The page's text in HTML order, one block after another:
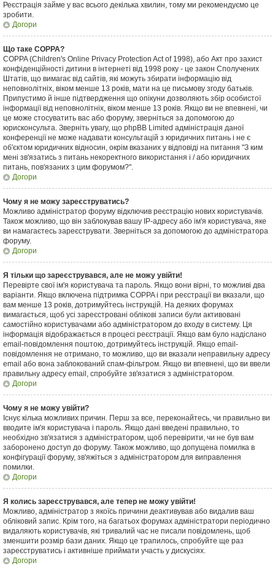
Реєстрація займе у вас всього декілька хвилин, тому ми рекомендуємо це
зробити.
Догори
Що таке COPPA?
COPPA (Children's Online Privacy Protection Act of 1998), або Акт про захист
конфіденційності дитини в інтернеті від 1998 року - це закон Сполучених
Штатів, що вимагає від сайтів, які можуть збирати інформацію від
неповнолітніх, віком менше 13 років, мати на це письмову згоду батьків.
Припустимо й інше підтвердження що опікуни дозволяють збір особистої
інформації від неповнолітніх, віком менше 13 років. Якщо ви не впевнені, чи
це може стосуватить вас або форуму, зверніться за допомогою до
юрисконсульта. Зверніть увагу, що phpBB Limited адміністрація даної
конференції не може надавати консультацій з юридичних питань і не є
об'єктом юридичних відносин, окрім вказаних у відповіді на питання "З ким
мені зв'язатись з питань некоректного використання і / або юридичних
питань, пов'язаних з цим форумом?".
Догори
Чому я не можу зареєструватись?
Можливо адміністратор форуму відключив реєстрацію нових користувачів.
Також можливо, що він заблокував вашу IP-адресу або ім'я користувача, яке
ви намагаєтесь зареєструвати. Зверніться за допомогою до адміністратора
форуму.
Догори
Я тільки що зареєструвався, але не можу увійти!
Перевірте свої ім'я користувача та пароль. Якщо вони вірні, то можливі два
варіанти. Якщо включена підтримка COPPA і при реєстрації ви вказали, що
вам менше 13 років, дотримуйтесь інструкцій. На деяких форумах
вимагається, щоб усі зареєстровані облікові записи були активовані
самостійно користувачами або адміністратором до входу в систему. Ця
інформація відображається в процесі реєстрації. Якщо вам було надіслано
email-повідомлення поштою, дотримуйтесь інструкцій. Якщо email-
повідомлення не отримано, то можливо, що ви вказали неправильну адресу
email або вона заблокований спам-фільтром. Якщо ви впевнені, що ви ввели
правильну адресу email, спробуйте зв'язатися з адміністратором.
Догори
Чому я не можу увійти?
Існує кілька можливих причин. Перш за все, переконайтесь, чи правильно ви
вводите ім'я користувача і пароль. Якщо дані введені правильно, то
необхідно зв'язатися з адміністратором, щоб перевірити, чи не був вам
заборонено доступ до форуму. Також можливо, що допущена помилка в
конфігурації форуму, зв'яжіться з адміністратором для виправлення
помилки.
Догори
Я колись зареєструвався, але тепер не можу увійти!
Можливо, адміністратор з якоїсь причини деактивував або видалив ваш
обліковий запис. Крім того, на багатьох форумах адміністратори періодично
видаляють користувачів, які тривалий час не писали повідомлень, щоб
зменшити розмір бази даних. Якщо це трапилось, спробуйте ще раз
зареєструватись і активніше приймати участь у дискусіях.
Догори